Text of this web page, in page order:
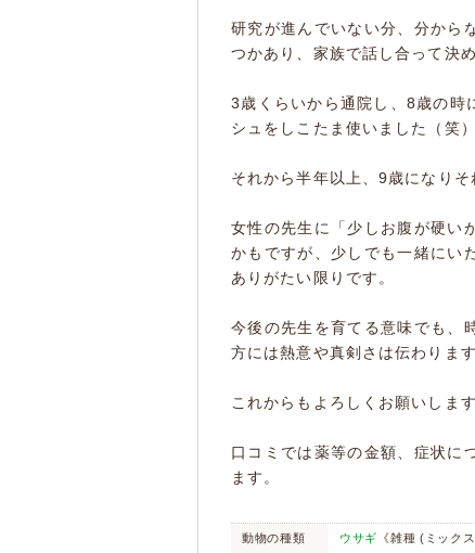
研究が進んでいない分、分から
つかあり、家族で話し合って決
3歳くらいから通院し、8歳の時
シュをしこたま使いました（笑）
それから半年以上、9歳になりそ
女性の先生に「少しお腹が硬い
かもですが、少しでも一緒にい
ありがたい限りです。
今後の先生を育てる意味でも、
方には熱意や真剣さは伝わります
これからもよろしくお願いします
口コミでは薬等の金額、症状に
ます。
動物の種類 ウサギ 《雑種 (ミックス